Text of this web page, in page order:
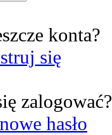
konta?
się
zalogować?
hasło